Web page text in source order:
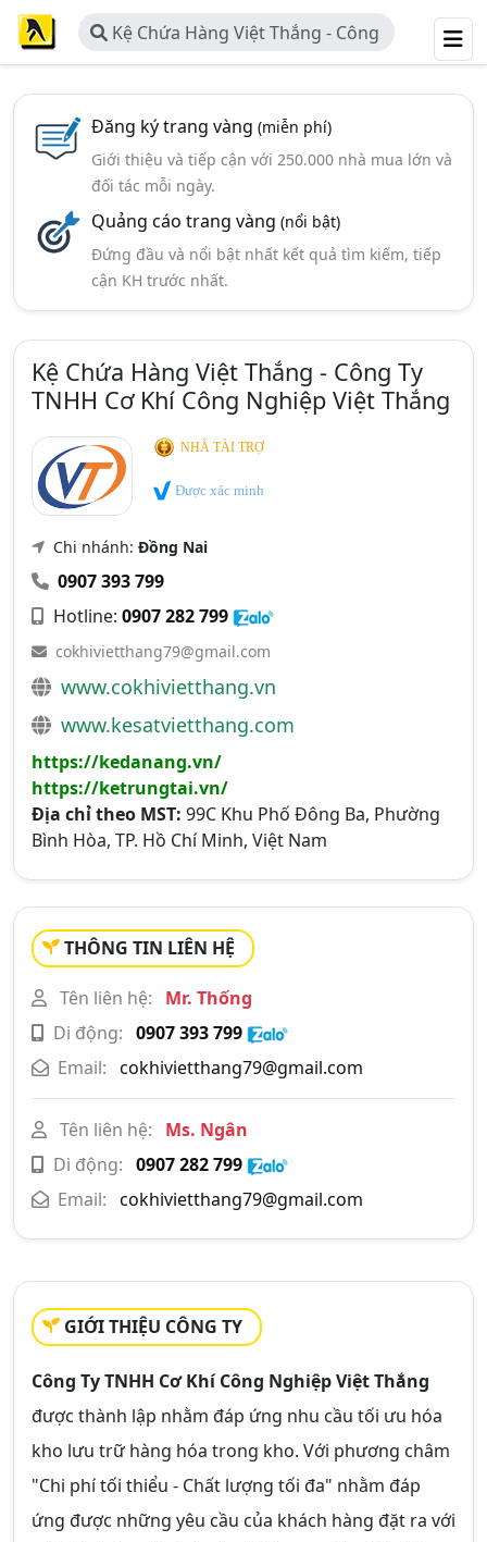
Kệ Chứa Hàng Việt Thắng - Công
Ty TNHH Cơ Khí Công Nghiệp Việt
Đăng ký trang vàng (miễn phí)
Giới thiệu và tiếp cận với 250.000 nhà mua lớn và
đối tác mỗi ngày.
Quảng cáo trang vàng (nổi bật)
Đứng đầu và nổi bật nhất kết quả tìm kiếm, tiếp
cận KH trước nhất.
Kệ Chứa Hàng Việt Thắng - Công Ty
TNHH Cơ Khí Công Nghiệp Việt Thắng
NHÀ TÀI TRỢ
Được xác minh
Chi nhánh: Đồng Nai
0907 393 799
Hotline: 0907 282 799
cokhivietthang79@gmail.com
www.cokhivietthang.vn
www.kesatvietthang.com
https://kedanang.vn/
https://ketrungtai.vn/
Địa chỉ theo MST: 99C Khu Phố Đông Ba, Phường
Bình Hòa, TP. Hồ Chí Minh, Việt Nam
THÔNG TIN LIÊN HỆ
Tên liên hệ:
Mr. Thống
Di động: 0907 393 799
Email: cokhivietthang79@gmail.com
Tên liên hệ:
Ms. Ngân
Di động: 0907 282 799
Email: cokhivietthang79@gmail.com
GIỚI THIỆU CÔNG TY
Công Ty TNHH Cơ Khí Công Nghiệp Việt Thắng
được thành lập nhằm đáp ứng nhu cầu tối ưu hóa
kho lưu trữ hàng hóa trong kho. Với phương châm
"Chi phí tối thiểu - Chất lượng tối đa" nhằm đáp
ứng được những yêu cầu của khách hàng đặt ra với